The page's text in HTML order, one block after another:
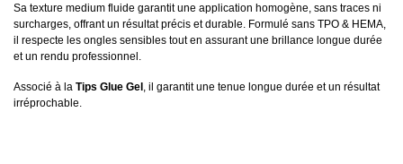
Sa texture medium fluide garantit une application homogène, sans traces ni
surcharges, offrant un résultat précis et durable. Formulé sans TPO & HEMA,
il respecte les ongles sensibles tout en assurant une brillance longue durée
et un rendu professionnel.
Associé à la Tips Glue Gel , il garantit une tenue longue durée et un résultat
irréprochable.